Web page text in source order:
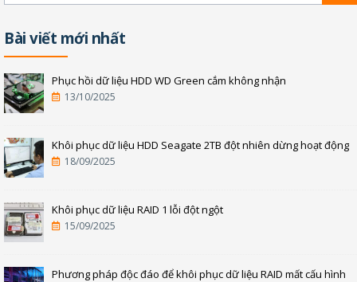
Bài viết mới nhất
Phục hồi dữ liệu HDD WD Green cắm không nhận
13/10/2025
Khôi phục dữ liệu HDD Seagate 2TB đột nhiên dừng hoạt động
18/09/2025
Khôi phục dữ liệu RAID 1 lỗi đột ngột
15/09/2025
Phương pháp độc đáo để khôi phục dữ liệu RAID mất cấu hình